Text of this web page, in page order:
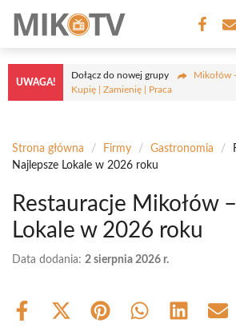
treści
UWAGA!
Dołącz do nowej grupy
Mikołów
Kupię | Zamienię | Praca
Strona główna / Firmy / Gastronomia /
Najlepsze Lokale w 2026 roku
Restauracje Mikołów
Lokale w 2026 roku
Data dodania: 2 sierpnia 2026 r.
Share
Share Share Share Share